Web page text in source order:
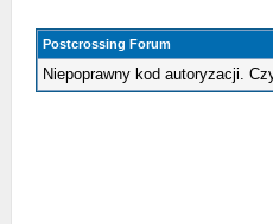
Postcrossing Forum
Niepoprawny kod autoryzacji.